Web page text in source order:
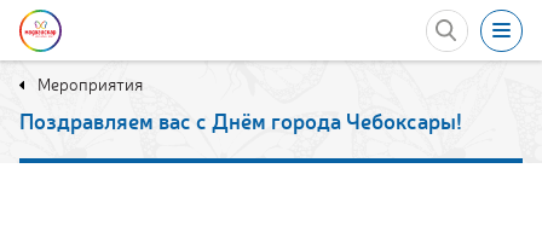
Акции
Мероприятия
Поздравляем вас с Днём города Чебоксары!